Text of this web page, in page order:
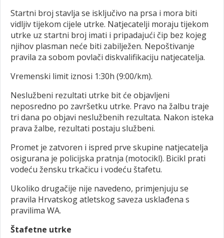
Startni broj stavlja se isključivo na prsa i mora biti
vidljiv tijekom cijele utrke. Natjecatelji moraju tijekom
utrke uz startni broj imati i pripadajući čip bez kojeg
njihov plasman neće biti zabilježen. Nepoštivanje
pravila za sobom povlači diskvalifikaciju natjecatelja.
Vremenski limit iznosi 1:30h (9:00/km).
Neslužbeni rezultati utrke bit će objavljeni
neposredno po završetku utrke. Pravo na žalbu traje
tri dana po objavi neslužbenih rezultata. Nakon isteka
prava žalbe, rezultati postaju službeni.
Promet je zatvoren i ispred prve skupine natjecatelja
osigurana je policijska pratnja (motocikl). Bicikl prati
vodeću žensku trkačicu i vodeću štafetu.
Ukoliko drugačije nije navedeno, primjenjuju se
pravila Hrvatskog atletskog saveza usklađena s
pravilima WA.
Štafetne utrke